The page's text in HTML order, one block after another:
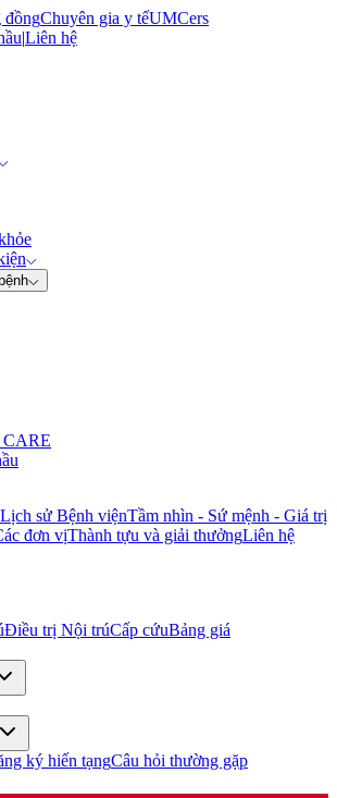
đồngChuyên gia y tếUMCers
|Liên hệ
Lịch sử Bệnh việnTầm nhìn - Sứ mệnh - Giá trị
đơn vịThành tựu và giải thưởngLiên hệ
Điều trị Nội trúCấp cứuBảng giá
ký hiến tạngCâu hỏi thường gặp